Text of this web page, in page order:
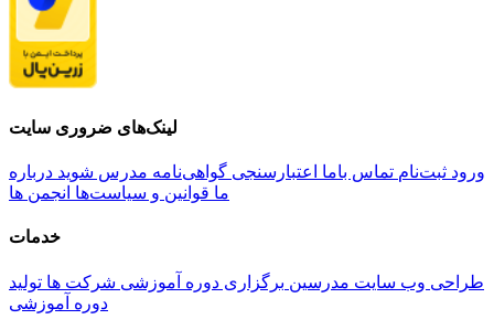
لینک‌های ضروری سایت
ورود ثبت‌نام تماس باما اعتبارسنجی گواهی‌نامه مدرس شوید درباره
ما قوانین و سیاست‌ها انجمن ها
خدمات
طراحی وب سایت مدرسین برگزاری دوره آموزشی شرکت ها تولید
دوره آموزشی